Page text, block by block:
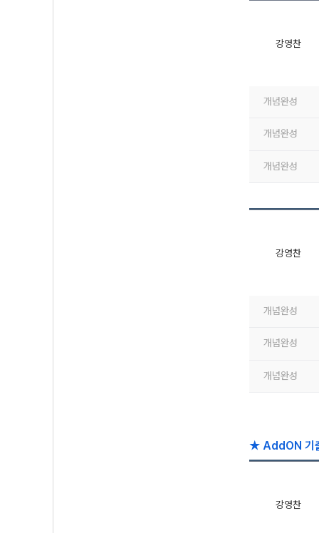
강영찬
개념완성
개념완성
개념완성
강영찬
개념완성
개념완성
개념완성
★ AddON 기
강영찬